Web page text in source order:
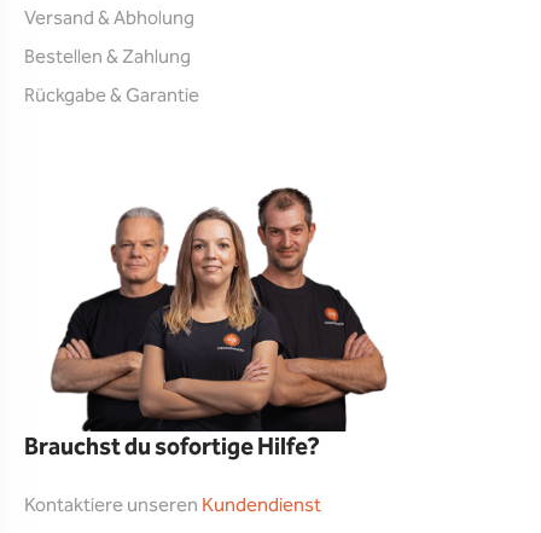
Versand & Abholung
Bestellen & Zahlung
Rückgabe & Garantie
Brauchst du sofortige Hilfe?
Kontaktiere unseren Kundendienst